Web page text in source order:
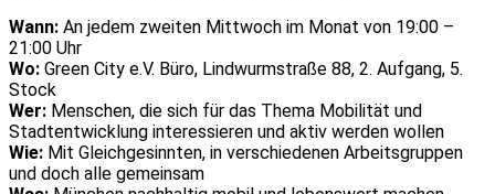
Wann: An jedem zweiten Mittwoch im Monat von 19:00 –
21:00 Uhr
Wo: Green City e.V. Büro, Lindwurmstraße 88, 2. Aufgang, 5.
Stock
Wer: Menschen, die sich für das Thema Mobilität und
Stadtentwicklung interessieren und aktiv werden wollen
Wie: Mit Gleichgesinnten, in verschiedenen Arbeitsgruppen
und doch alle gemeinsam